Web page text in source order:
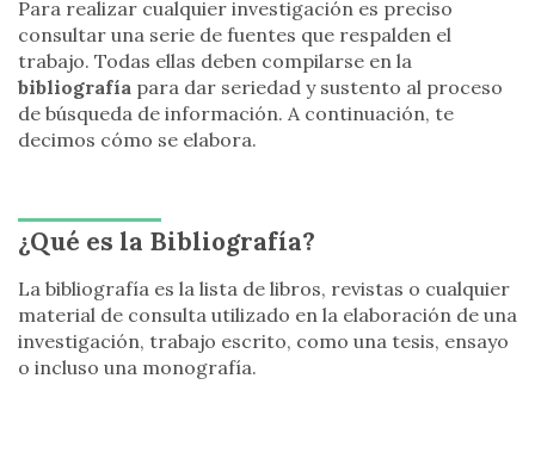
Para realizar cualquier investigación es preciso
consultar una serie de fuentes que respalden el
trabajo. Todas ellas deben compilarse en la
bibliografía para dar seriedad y sustento al proceso
de búsqueda de información. A continuación, te
decimos cómo se elabora.
¿Qué es la Bibliografía?
La bibliografía es la lista de libros, revistas o cualquier
material de consulta utilizado en la elaboración de una
investigación, trabajo escrito, como una tesis, ensayo
o incluso una monografía.